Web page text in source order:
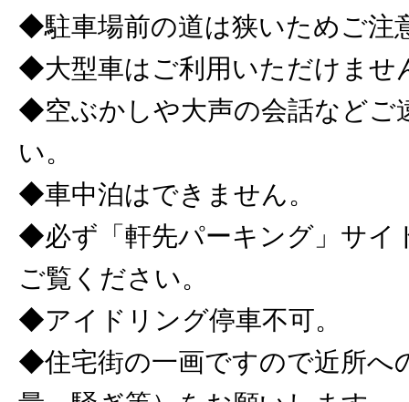
◆駐車場前の道は狭いためご注
◆大型車はご利用いただけませ
◆空ぶかしや大声の会話などご
い。
◆車中泊はできません。
◆必ず「軒先パーキング」サイ
ご覧ください。
◆アイドリング停車不可。
◆住宅街の一画ですので近所へ